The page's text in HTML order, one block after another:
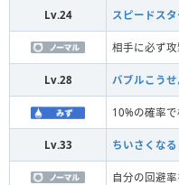
Lv.24 スピードスタ
相手に必ず
Lv.28 バブルこうせ
10%の確率
Lv.33 ちいさくなる
自分の回避